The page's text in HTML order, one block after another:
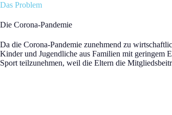
Das Problem
Die Corona-Pandemie
Da die Corona-Pandemie zunehmend zu
Kinder und Jugendliche aus Familien mit geringem
Sport teilzunehmen, weil die Eltern die